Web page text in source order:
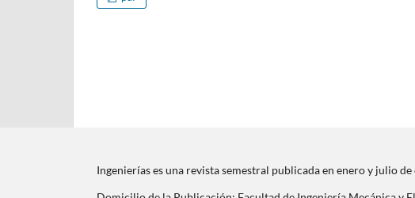
Ingenierías es una revista semestral publicada en enero y julio